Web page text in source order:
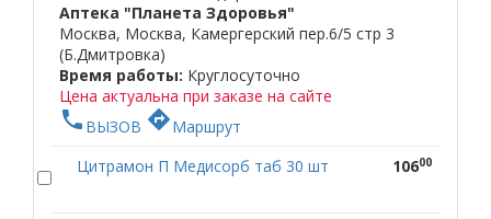
Аптека "Планета Здоровья"
Москва, Москва, Камергерский пер.6/5 стр 3
(Б.Дмитровка)
Время работы: Круглосуточно
Цена актуальна при заказе на сайте
phone ВЫЗОВ directionsМаршрут
Цитрамон П Медисорб таб 30 шт
10600